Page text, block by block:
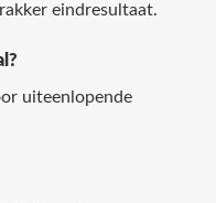
eindresultaat.
uiteenlopende